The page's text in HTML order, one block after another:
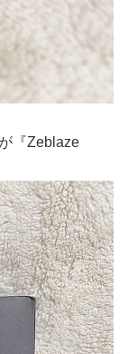
『Zeblaze